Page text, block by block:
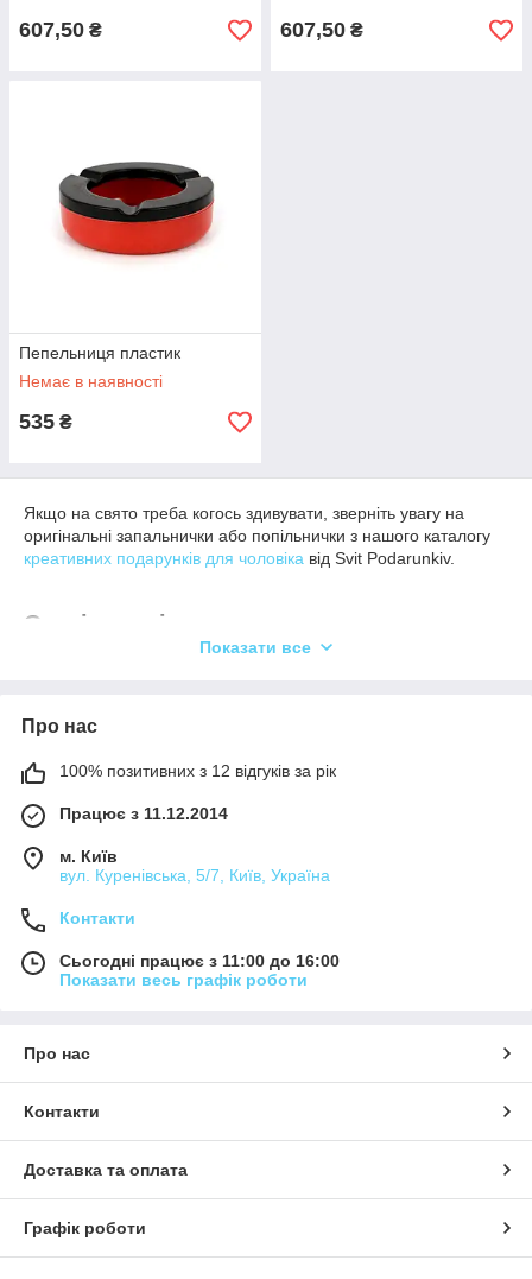
607,50 ₴ 607,50 ₴
Пепельниця пластик
Немає в наявності
535 ₴
Якщо на свято треба когось здивувати, зверніть увагу на
оригінальні запальнички або попільнички з нашого каталогу
креативних подарунків для чоловіка від Svit Podarunkiv.
Оригінальні запальнички з дерева у
формі пістолета
Зажигалка, выполненная в форме старинного пистолета или
отличишь от настоящего. Можно интересно обыграть
поверьте, все будут очень удивлены. Такой подарок не
аксессуар станет украшением интерьера сам по себе.
Для изготовления такой зажигалки используют следующие
материалы:
латунь;
будет служить долго и надежно.
Еще один сувенир, привлекающий внимание своей красотой
Показати все
Про нас
100% позитивних з 12 відгуків за рік
Працює з 11.12.2014
м. Київ
вул. Куренівська, 5/7, Київ, Україна
Контакти
Сьогодні працює з 11:00 до 16:00
Показати весь графік роботи
Про нас
Контакти
Доставка та оплата
Графік роботи